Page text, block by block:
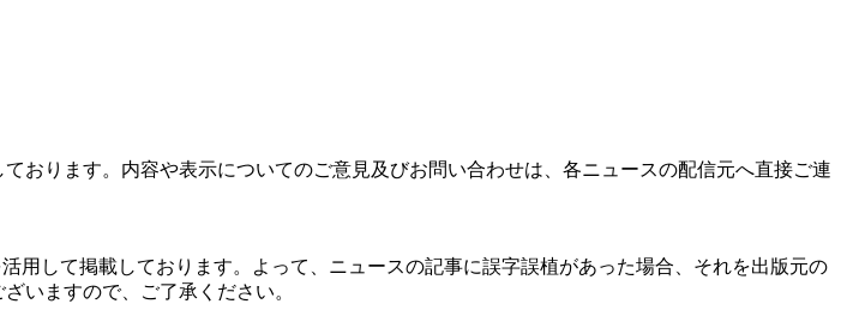
おります。内容や表示についてのご意見及びお問い合わせは、各ニュースの配信元へ直接ご連
用して掲載しております。よって、ニュースの記事に誤字誤植があった場合、それを出版元の
いますので、ご了承ください。